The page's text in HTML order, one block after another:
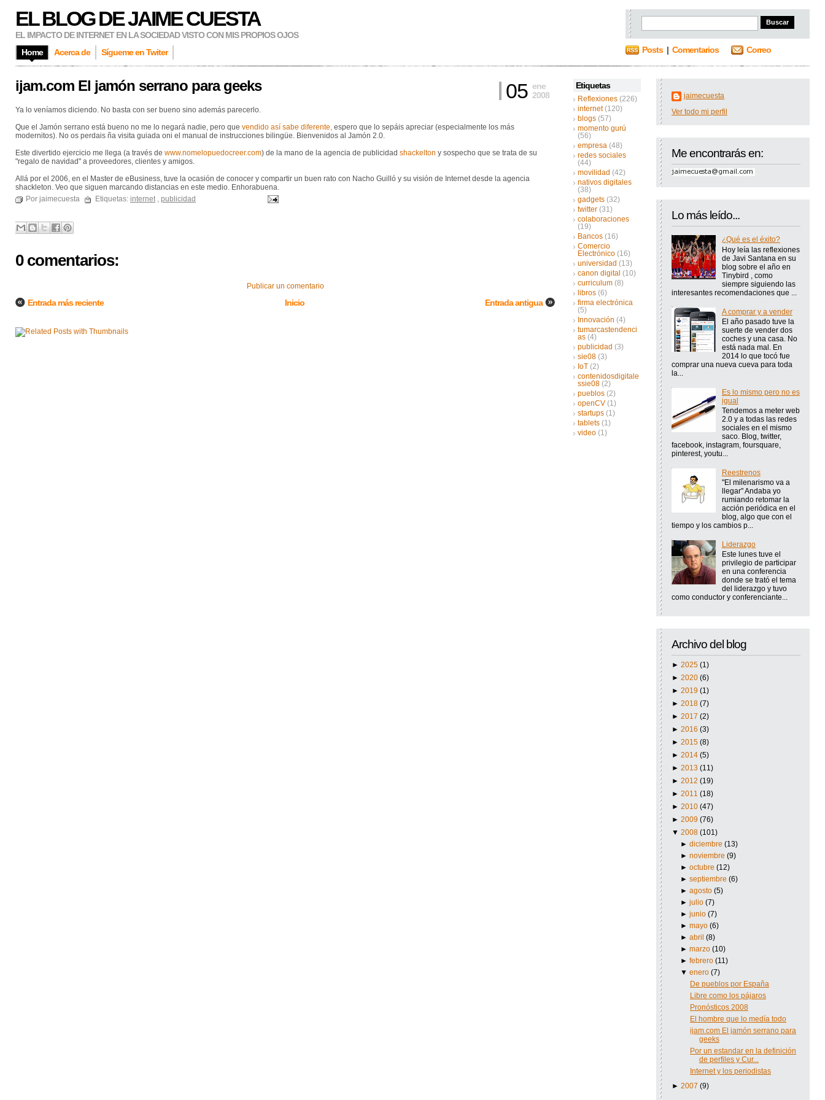
EL BLOG DE JAIME CUESTA
EL IMPACTO DE INTERNET EN LA SOCIEDAD VISTO CON MIS PROPIOS OJOS
Home
Acerca de Sígueme en Twiter Posts| Comentarios Correo
Etiquetas
Reflexiones (226)
internet (120)
blogs (57)
momento gurú
(56)
empresa (48)
redes sociales
(44)
movilidad (42)
nativos digitales
(38)
gadgets (32)
twitter (31)
colaboraciones
(19)
Bancos (16)
Comercio
Electrónico (16)
universidad (13)
canon digital (10)
curriculum (8)
libros (6)
firma electrónica
(5)
Innovación (4)
tumarcastendenci
as (4)
publicidad (3)
sie08 (3)
IoT (2)
contenidosdigitale
ssie08 (2)
pueblos (2)
openCV (1)
startups (1)
tablets (1)
video (1)
jaimecuesta
Ver todo mi perfil
Me encontrarás en:
Lo más leído...
¿Qué es el éxito?
Hoy leía las reflexiones
de Javi Santana en su
blog sobre el año en
Tinybird , como
siempre siguiendo las
interesantes recomendaciones que ...
A comprar y a vender
El año pasado tuve la
suerte de vender dos
coches y una casa. No
está nada mal. En
2014 lo que tocó fue
comprar una nueva cueva para toda
la...
Es lo mismo pero no es
igual
Tendemos a meter web
2.0 y a todas las redes
sociales en el mismo
saco. Blog, twitter,
facebook, instagram, foursquare,
pinterest, youtu...
Reestrenos
"El milenarismo va a
llegar" Andaba yo
rumiando retomar la
acción periódica en el
blog, algo que con el
tiempo y los cambios p...
Liderazgo
Este lunes tuve el
privilegio de participar
en una conferencia
donde se trató el tema
del liderazgo y tuvo
como conductor y conferenciante...
Archivo del blog
► 2025 (1)
► 2020 (6)
► 2019 (1)
► 2018 (7)
► 2017 (2)
► 2016 (3)
► 2015 (8)
► 2014 (5)
► 2013 (11)
► 2012 (19)
► 2011 (18)
► 2010 (47)
► 2009 (76)
▼ 2008 (101)
►diciembre(13)
►noviembre(9)
►octubre(12)
►septiembre(6)
►agosto(5)
►julio(7)
►junio(7)
►mayo(6)
►abril(8)
►marzo(10)
►febrero(11)
▼enero(7)
De pueblos por España
Libre como los pájaros
Pronósticos 2008
El hombre que lo medía todo
ijam.com El jamón serrano para
geeks
Por un estandar en la definición
de perfiles y Cur...
Internet y los periodistas
► 2007 (9)
ijam.com El jamón serrano para geeks 05 ene
2008
Ya lo veníamos diciendo. No basta con ser bueno sino además parecerlo.
Que el Jamón serrano está bueno no me lo negará nadie, pero que vendido así sabe diferente, espero que lo sepáis apreciar (especialmente los más
modernitos). No os perdais ña visita guiada oni el manual de instrucciones bilingüe. Bienvenidos al Jamón 2.0.
Este divertido ejercicio me llega (a través de www.nomelopuedocreer.com) de la mano de la agencia de publicidad shackelton y sospecho que se trata de su
"regalo de navidad" a proveedores, clientes y amigos.
Allá por el 2006, en el Master de eBusiness, tuve la ocasión de conocer y compartir un buen rato con Nacho Guilló y su visión de Internet desde la agencia
shackleton. Veo que siguen marcando distancias en este medio. Enhorabuena.
Por jaimecuesta
Etiquetas: internet , publicidad
0 comentarios:
Publicar un comentario
Entrada más reciente Entrada antigua
Inicio